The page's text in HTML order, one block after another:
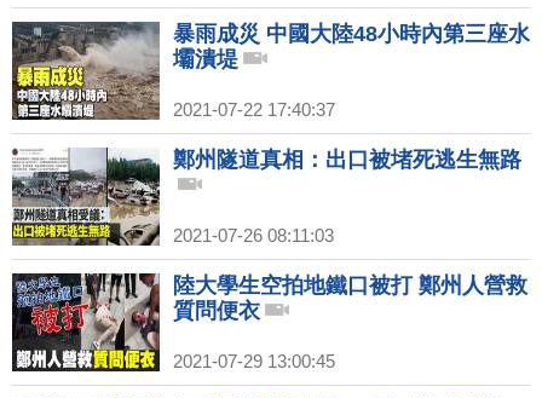
暴雨成災 中國大陸48小時內第三座水
壩潰堤
2021-07-22 17:40:37
鄭州隧道真相：出口被堵死逃生無路
2021-07-26 08:11:03
陸大學生空拍地鐵口被打 鄭州人營救
質問便衣
2021-07-29 13:00:45